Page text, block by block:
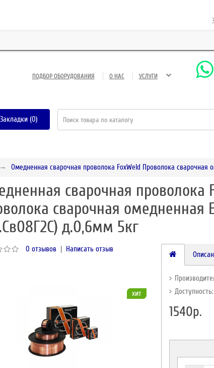
ЗАО
ПОДБОР ОБОРУДОВАНИЯ О НАС УСЛУГИ
Закладки (0)
Омедненная сварочная проволока FoxWeld Проволока сварочная
сварочная проволока
сварочная омедненная
д.0,6мм 5кг
0 отзывов | Написать отзыв
хит
1540р.